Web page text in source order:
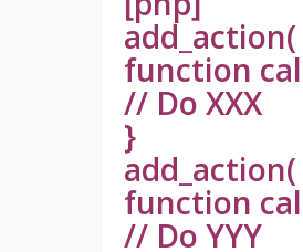
add_action(
function
// Do XXX
}
add_action(
function
// Do YYY